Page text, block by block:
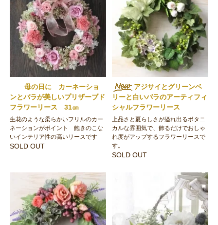
母の日に カーネーショ
ンとバラが美しいプリザーブド
フラワーリース 31㎝
生花のような柔らかいフリルのカー
ネーションがポイント 飽きのこな
いインテリア性の高いリースです
SOLD OUT
アジサイとグリーンベ
リーと白いバラのアーティフィ
シャルフラワーリース
上品さと夏らしさが溢れ出るボタニ
カルな雰囲気で、飾るだけでおしゃ
れ度がアップするフラワーリースで
す。
SOLD OUT